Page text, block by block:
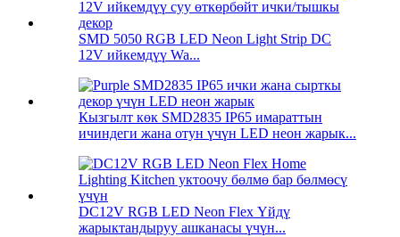
SMD 5050 RGB LED Neon Light Strip DC
12V ийкемдүү Wa...
Кызгылт көк SMD2835 IP65 имараттын
ичиндеги жана отун үчүн LED неон жарык...
DC12V RGB LED Neon Flex Үйдү
жарыктандыруу ашканасы үчүн...